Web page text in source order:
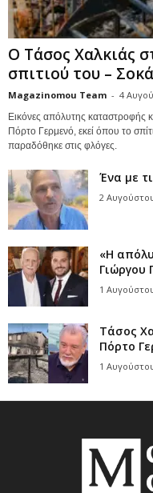
Ο Τάσος Χαλκιάς
σπιτιού του –
Magazinomou Team - 4
Εικόνες απόλυτης καταστροφής
Πόρτο Γερμενό, εκεί όπου το
παραδόθηκε στις φλόγες.
Ένα με
2
«Η
Γιώργου
1
Τάσος
Πόρτο
1